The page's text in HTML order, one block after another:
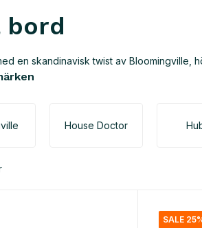
bord
en skandinavisk twist av Bloomingville,
House Doctor
SALE